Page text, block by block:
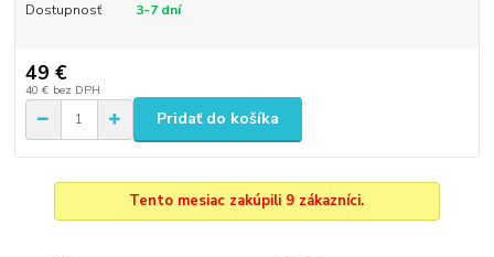
Dostupnosť 3-7 dní
49 €
40 € bez DPH
Pridať do košíka
Tento mesiac zakúpili 9 zákazníci.